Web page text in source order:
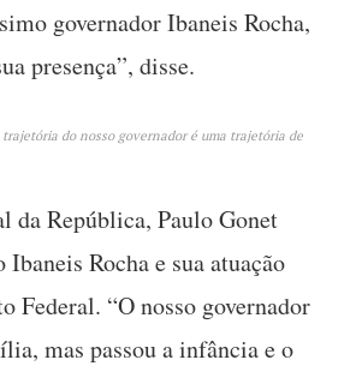
governador Ibaneis Rocha,
presença”, disse.
do nosso governador é uma trajetória de
da República, Paulo Gonet
Rocha e sua atuação
Federal. “O nosso governador
mas passou a infância e o